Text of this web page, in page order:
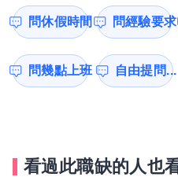
問休假時間 問經驗要求
問幾點上班 自由提問...
看過此職缺的人也